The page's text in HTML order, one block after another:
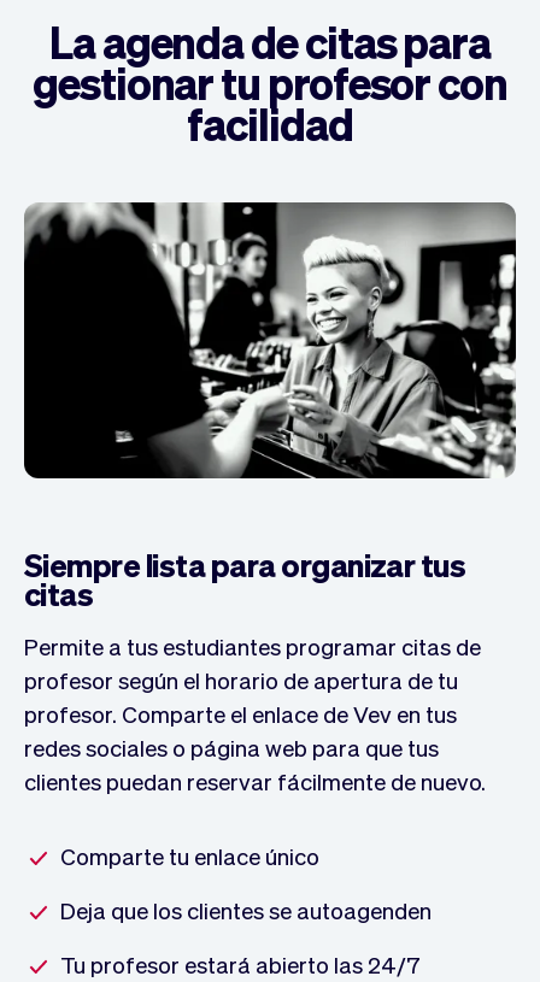
La agenda de citas para
gestionar tu profesor con
facilidad
Siempre lista para organizar tus
citas
Permite a tus estudiantes programar citas de
profesor según el horario de apertura de tu
profesor. Comparte el enlace de Vev en tus
redes sociales o página web para que tus
clientes puedan reservar fácilmente de nuevo.
Comparte tu enlace único
Deja que los clientes se autoagenden
Tu profesor estará abierto las 24/7